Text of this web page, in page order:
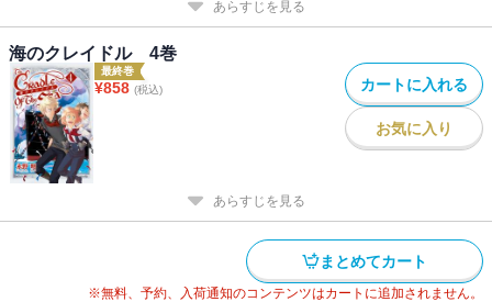
あらすじを見る
海のクレイドル 4巻
最終巻
¥858 (税込) カートに入れる
お気に入り
あらすじを見る
まとめてカート
※無料、予約、入荷通知のコンテンツはカートに追加されません。